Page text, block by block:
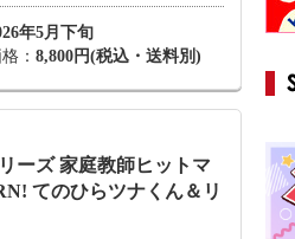
年5月下旬
： 8,800円(税込・送料別)
ーズ 家庭教師ヒットマ
てのひらツナくん＆リ